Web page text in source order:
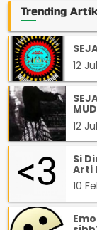
Trending
12
12
Si
Arti
10